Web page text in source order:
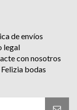
de envíos
legal
con nosotros
bodas